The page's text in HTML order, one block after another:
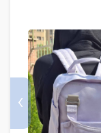
›